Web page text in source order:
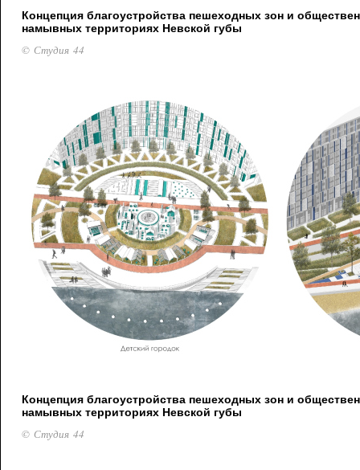
Концепция благоустройства пешеходных зон и
намывных территориях Невской губы
© Студия 44
Концепция благоустройства пешеходных зон и
намывных территориях Невской губы
© Студия 44